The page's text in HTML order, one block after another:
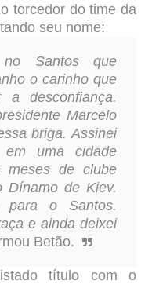
torcedor do time da
seu nome:
Santos que
o carinho que
a desconfiança.
Marcelo
briga.Assinei
uma cidade
meses de clube
Dínamo de Kiev.
o Santos.
e ainda deixei
Betão.
título com o